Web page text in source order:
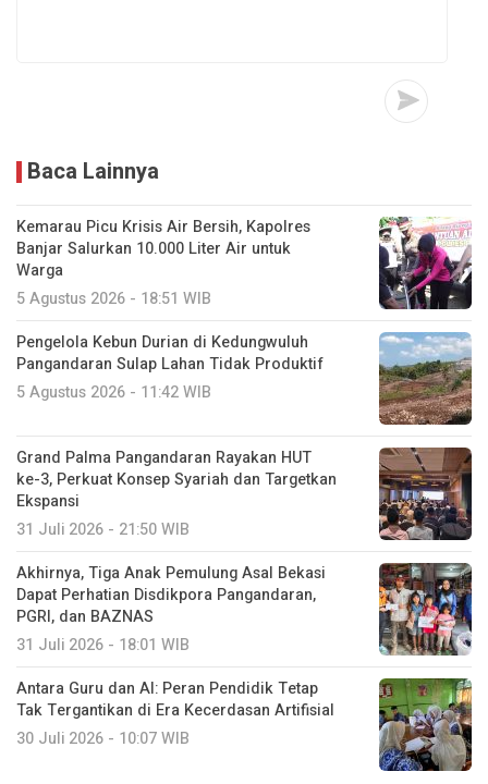
Baca Lainnya
Kemarau Picu Krisis Air Bersih, Kapolres
Banjar Salurkan 10.000 Liter Air untuk
Warga
5 Agustus 2026 - 18:51 WIB
Pengelola Kebun Durian di Kedungwuluh
Pangandaran Sulap Lahan Tidak Produktif ‎
5 Agustus 2026 - 11:42 WIB
Grand Palma Pangandaran Rayakan HUT
ke-3, Perkuat Konsep Syariah dan Targetkan
Ekspansi
31 Juli 2026 - 21:50 WIB
Akhirnya, Tiga Anak Pemulung Asal Bekasi
Dapat Perhatian Disdikpora Pangandaran,
PGRI, dan BAZNAS
31 Juli 2026 - 18:01 WIB
Antara Guru dan AI: Peran Pendidik Tetap
Tak Tergantikan di Era Kecerdasan Artifisial
30 Juli 2026 - 10:07 WIB